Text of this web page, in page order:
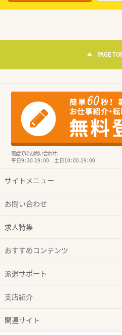
PAGE
電話でのお問い合わせ：
平日9：30-19：00 土日10：00-19：00
サイトメニュー
お問い合わせ
求人特集
おすすめコンテンツ
派遣サポート
支店紹介
関連サイト